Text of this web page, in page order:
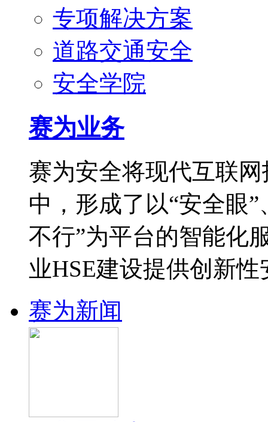
专项解决方案
道路交通安全
安全学院
赛为业务
赛为安全将现代互联
中，形成了以“安全眼
不行”为平台的智能化
业HSE建设提供创新
赛为新闻